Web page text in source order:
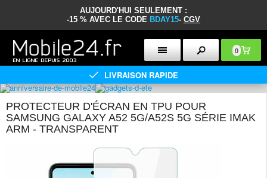
AUJOURD'HUI SEULEMENT :
-15 % AVEC LE CODE BDAY15- CGV
0
LIVRAISON RAPIDE
PROTECTEUR D'ÉCRAN EN TPU POUR
SAMSUNG GALAXY A52 5G/A52S 5G SÉRIE IMAK
ARM - TRANSPARENT